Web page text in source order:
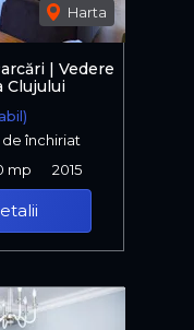
Harta
| Vedere
Clujului
închiriat
mp 2015